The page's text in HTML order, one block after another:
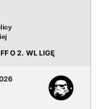
O 2. WL LIGĘ